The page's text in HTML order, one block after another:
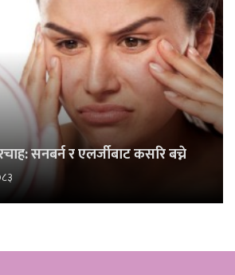
सनबर्न र एलर्जीबाट कसरि बच्ने